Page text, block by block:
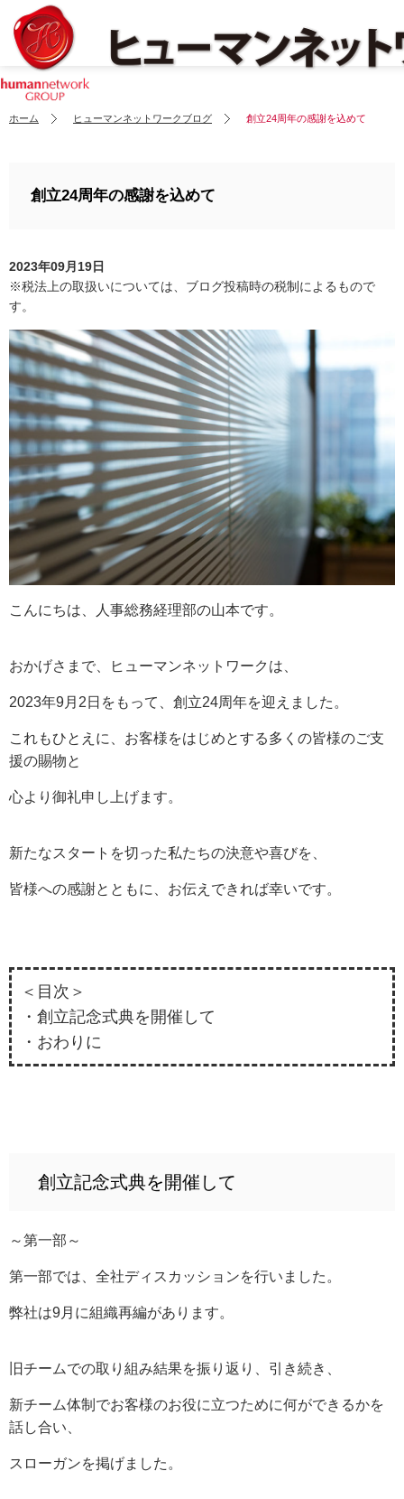
ホーム ヒューマンネットワークブログ 創立24周年の感謝を込めて
創立24周年の感謝を込めて
2023年09月19日
※税法上の取扱いについては、ブログ投稿時の税制によるもので
す。
こんにちは、人事総務経理部の山本です。
おかげさまで、ヒューマンネットワークは、
2023年9月2日をもって、創立24周年を迎えました。
これもひとえに、お客様をはじめとする多くの皆様のご支
援の賜物と
心より御礼申し上げます。
新たなスタートを切った私たちの決意や喜びを、
皆様への感謝とともに、お伝えできれば幸いです。
＜目次＞
・創立記念式典を開催して
・おわりに
創立記念式典を開催して
～第一部～
第一部では、全社ディスカッションを行いました。
弊社は9月に組織再編があります。
旧チームでの取り組み結果を振り返り、引き続き、
新チーム体制でお客様のお役に立つために何ができるかを
話し合い、
スローガンを掲げました。